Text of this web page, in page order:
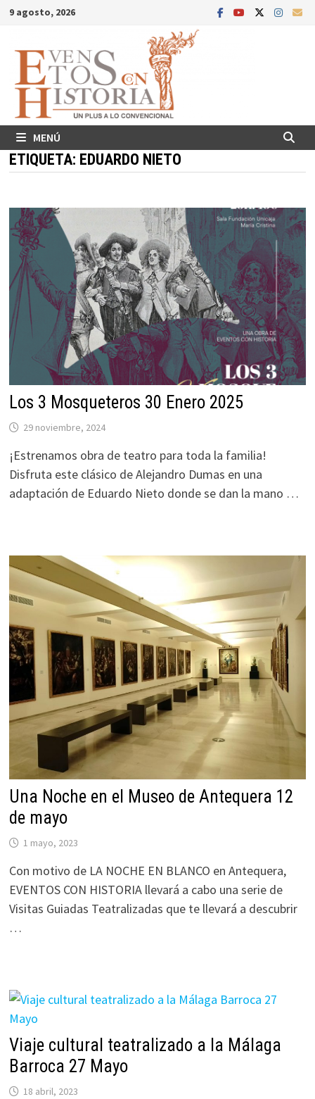
Saltar
contenido
9 agosto, 2026
MENÚ
ETIQUETA: EDUARDO NIETO
Los 3 Mosqueteros 30 Enero 2025
29 noviembre, 2024
¡Estrenamos obra de teatro para toda la familia!
Disfruta este clásico de Alejandro Dumas en una
adaptación de Eduardo Nieto donde se dan la mano …
Una Noche en el Museo de Antequera 12
de mayo
1 mayo, 2023
Con motivo de LA NOCHE EN BLANCO en Antequera,
EVENTOS CON HISTORIA llevará a cabo una serie de
Visitas Guiadas Teatralizadas que te llevará a descubrir
…
Viaje cultural teatralizado a la Málaga
Barroca 27 Mayo
18 abril, 2023